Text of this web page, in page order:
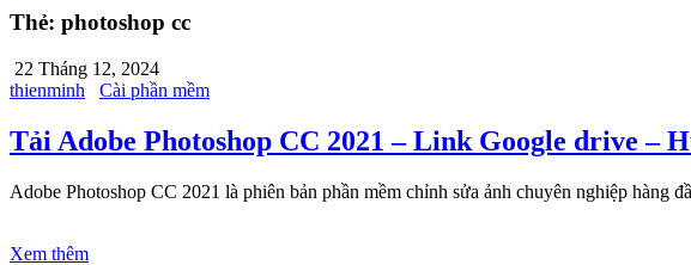
Thẻ: photoshop cc
22 Tháng 12, 2024
thienminh
Cài phần mềm
Tải Adobe Photoshop CC 2021 – Link Google drive –
Adobe Photoshop CC 2021 là phiên bản phần mềm chỉnh sửa ảnh chuyên nghiệp hàng
Xem thêm